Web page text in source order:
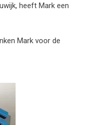
heeft Mark een
Mark voor de